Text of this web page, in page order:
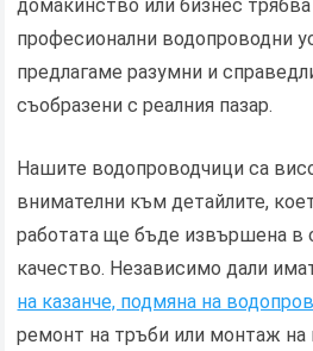
домакинство или бизнес
професионални водопроводни
предлагаме разумни и
съобразени с реалния пазар.
Нашите водопроводчици са
внимателни към детайлите,
работата ще бъде извършена в
качество. Независимо дали
на казанче, подмяна на
ремонт на тръби или монтаж на